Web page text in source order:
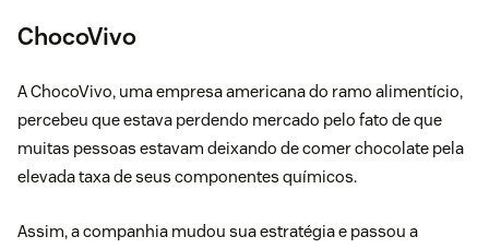
ChocoVivo
A ChocoVivo, uma empresa americana do ramo alimentício,
percebeu que estava perdendo mercado pelo fato de que
muitas pessoas estavam deixando de comer chocolate pela
elevada taxa de seus componentes químicos.
Assim, a companhia mudou sua estratégia e passou a